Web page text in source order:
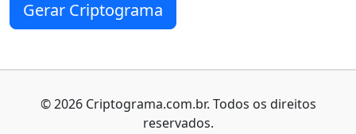
Gerar Criptograma
© 2026 Criptograma.com.br. Todos os direitos
reservados.